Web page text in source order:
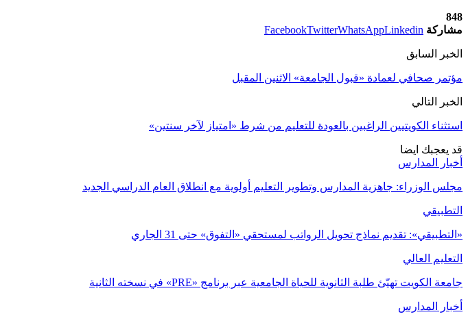
848
مشاركة
FacebookTwitterWhatsAppLinkedin
الخبر السابق
مؤتمر صحافي لعمادة «قبول الجامعة» الاثنين المقبل
الخبر التالي
استثناء الكويتيين الراغبين بالعودة للتعليم من شرط «امتياز لآخر سنتين»
قد يعجبك ايضا
أخبار المدارس
مجلس الوزراء: جاهزية المدارس وتطوير التعليم أولوية مع انطلاق العام الدراسي الجديد
التطبيقي
«التطبيقي»: تقديم نماذج تحويل الرواتب لمستحقي «التفوق» حتى 31 الجاري
التعليم العالي
جامعة الكويت تهيّئ طلبة الثانوية للحياة الجامعية عبر برنامج «PRE» في نسخته الثانية
أخبار المدارس